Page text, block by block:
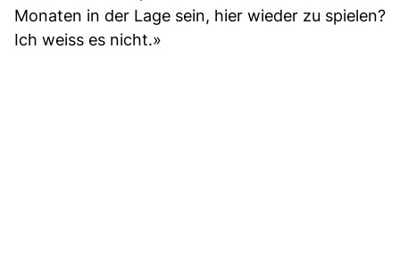
Monaten in der Lage sein, hier wieder zu spielen?
Ich weiss es nicht.»